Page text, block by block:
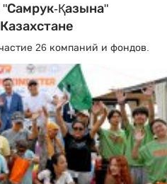
Қазына"
26 компаний и фондов.